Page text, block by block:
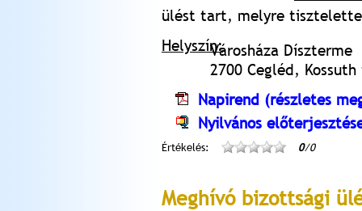
ülést tart, melyre
Helyszín:Városháza Díszterme
2700 Cegléd,
Napirend (részletes
Nyilvános
Értékelés: 0/0
Meghívó bizottsági